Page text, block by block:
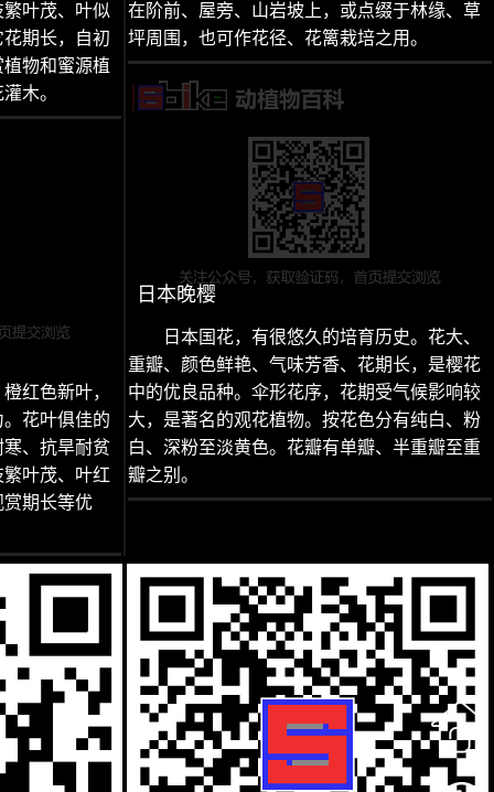
叶茂、叶似
期长，自初
物和蜜源植
木。
红色新叶，
花叶俱佳的
、抗旱耐贫
叶茂、叶红
期长等优
在阶前、屋旁、山岩坡上，或点缀于林缘、草
坪周围，也可作花径、花篱栽培之用。
日本晚樱
日本国花，有很悠久的培育历史。花大、
重瓣、颜色鲜艳、气味芳香、花期长，是樱花
中的优良品种。伞形花序，花期受气候影响较
大，是著名的观花植物。按花色分有纯白、粉
白、深粉至淡黄色。花瓣有单瓣、半重瓣至重
瓣之别。